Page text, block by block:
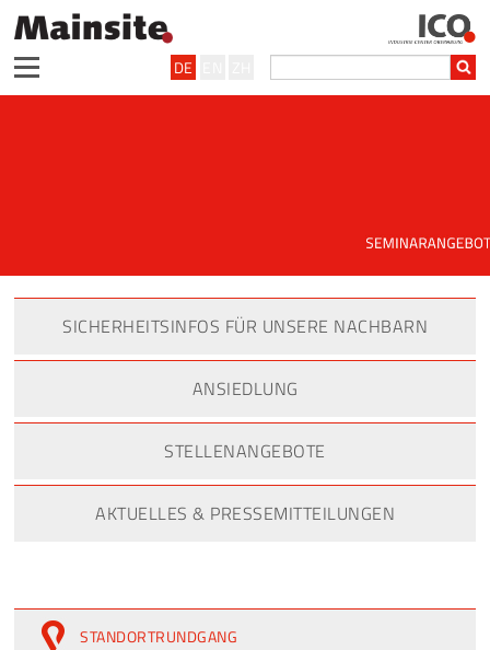
DE
SICHERHEITSINFOS FÜR UNSERE NACHBARN
ANSIEDLUNG
STELLENANGEBOTE
AKTUELLES & PRESSEMITTEILUNGEN
STANDORTRUNDGANG